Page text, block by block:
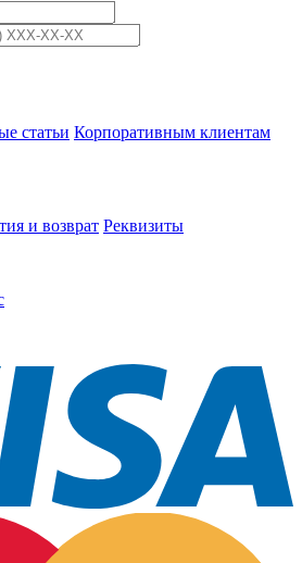
статьи Корпоративным клиентам
и возврат Реквизиты